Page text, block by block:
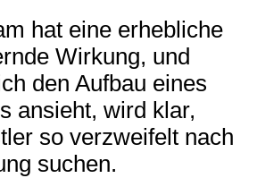
hat eine erhebliche
Wirkung, und
den Aufbau eines
ansieht, wird klar,
so verzweifelt nach
suchen.